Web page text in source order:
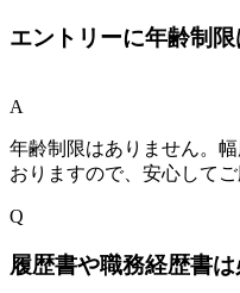
エントリーに年齢制
A
年齢制限はありません。
おりますので、安心してご
Q
履歴書や職務経歴書